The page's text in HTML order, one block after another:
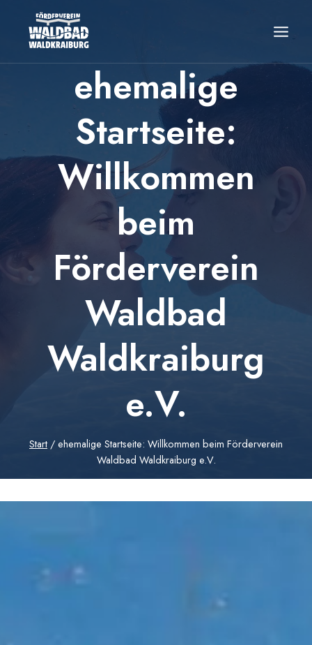
springen
ehemalige
Startseite:
Willkommen
beim
Förderverein
Waldbad
Waldkraiburg
e.V.
Start / ehemalige Startseite: Willkommen beim Förderverein
Waldbad Waldkraiburg e.V.